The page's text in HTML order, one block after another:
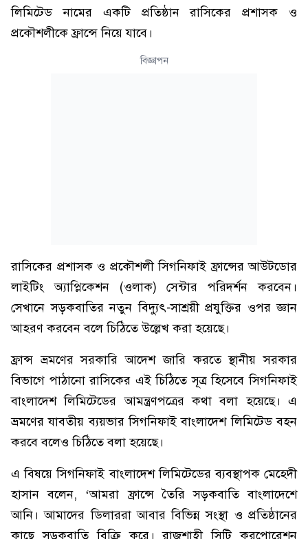
লিমিটেড নামের একটি প্রতিষ্ঠান রাসিকের প্রশাসক ও
প্রকৌশলীকে ফ্রান্সে নিয়ে যাবে।
বিজ্ঞাপন
রাসিকের প্রশাসক ও প্রকৌশলী সিগনিফাই ফ্রান্সের আউটডোর
লাইটিং অ্যাপ্লিকেশন (ওলাক) সেন্টার পরিদর্শন করবেন।
সেখানে সড়কবাতির নতুন বিদ্যুৎ-সাশ্রয়ী প্রযুক্তির ওপর জ্ঞান
আহরণ করবেন বলে চিঠিতে উল্লেখ করা হয়েছে।
ফ্রান্স ভ্রমণের সরকারি আদেশ জারি করতে স্থানীয় সরকার
বিভাগে পাঠানো রাসিকের এই চিঠিতে সূত্র হিসেবে সিগনিফাই
বাংলাদেশ লিমিটেডের আমন্ত্রণপত্রের কথা বলা হয়েছে। এ
ভ্রমণের যাবতীয় ব্যয়ভার সিগনিফাই বাংলাদেশ লিমিটেড বহন
করবে বলেও চিঠিতে বলা হয়েছে।
এ বিষয়ে সিগনিফাই বাংলাদেশ লিমিটেডের ব্যবস্থাপক মেহেদী
হাসান বলেন, ‘আমরা ফ্রান্সে তৈরি সড়কবাতি বাংলাদেশে
আনি। আমাদের ডিলাররা আবার বিভিন্ন সংস্থা ও প্রতিষ্ঠানের
কাছে সড়কবাতি বিক্রি করে। রাজশাহী সিটি করপোরেশন